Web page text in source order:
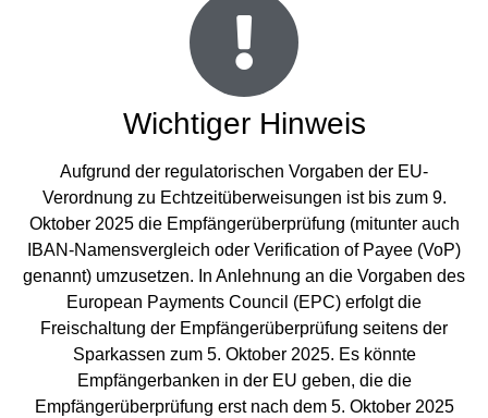
Wichtiger Hinweis
Aufgrund der regulatorischen Vorgaben der EU-
Verordnung zu Echtzeitüberweisungen ist bis zum 9.
Oktober 2025 die Empfängerüberprüfung (mitunter auch
IBAN-Namensvergleich oder Verification of Payee (VoP)
genannt) umzusetzen. In Anlehnung an die Vorgaben des
European Payments Council (EPC) erfolgt die
Freischaltung der Empfängerüberprüfung seitens der
Sparkassen zum 5. Oktober 2025. Es könnte
Empfängerbanken in der EU geben, die die
Empfängerüberprüfung erst nach dem 5. Oktober 2025